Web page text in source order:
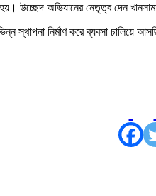
উচ্ছেদ অভিযানের নেতৃত্ব দেন
নির্মাণ করে ব্যবসা চালিয়ে